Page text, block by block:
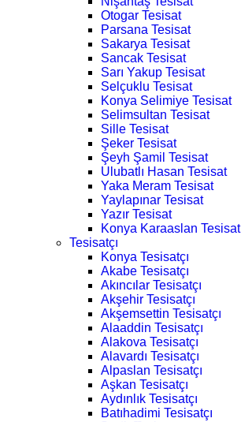
Otogar Tesisat
Parsana Tesisat
Sakarya Tesisat
Sancak Tesisat
Sarı Yakup Tesisat
Selçuklu Tesisat
Konya Selimiye Tesisat
Selimsultan Tesisat
Sille Tesisat
Şeker Tesisat
Şeyh Şamil Tesisat
Ulubatlı Hasan Tesisat
Yaka Meram Tesisat
Yaylapınar Tesisat
Yazır Tesisat
Konya Karaaslan Tesisat
Tesisatçı
Konya Tesisatçı
Akabe Tesisatçı
Akıncılar Tesisatçı
Akşehir Tesisatçı
Akşemsettin Tesisatçı
Alaaddin Tesisatçı
Alakova Tesisatçı
Alavardı Tesisatçı
Alpaslan Tesisatçı
Aşkan Tesisatçı
Aydınlık Tesisatçı
Batıhadimi Tesisatçı